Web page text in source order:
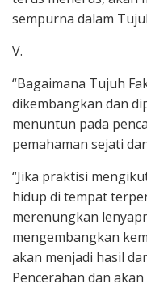
sempurna dalam
V.
“Bagaimana Tujuh
dikembangkan dan
menuntun pada
pemahaman sejati
“Jika praktisi
hidup di tempat
merenungkan
mengembangkan
akan menjadi hasil
Pencerahan dan